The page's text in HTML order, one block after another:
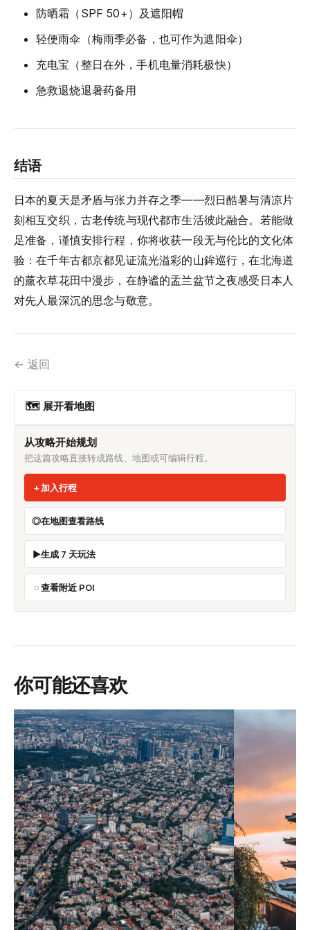
防晒霜（SPF 50+）及遮阳帽
轻便雨伞（梅雨季必备，也可作为遮阳伞）
充电宝（整日在外，手机电量消耗极快）
急救退烧退暑药备用
结语
日本的夏天是矛盾与张力并存之季——烈日酷暑与清凉片
刻相互交织，古老传统与现代都市生活彼此融合。若能做
足准备，谨慎安排行程，你将收获一段无与伦比的文化体
验：在千年古都京都见证流光溢彩的山鉾巡行，在北海道
的薰衣草花田中漫步，在静谧的盂兰盆节之夜感受日本人
对先人最深沉的思念与敬意。
← 返回
🗺 展开看地图
从攻略开始规划
把这篇攻略直接转成路线、地图或可编辑行程。
加入行程
在地图查看路线
生成 7 天玩法
查看附近 POI
你可能还喜欢